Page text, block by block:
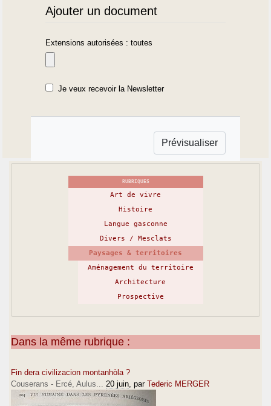
Ajouter un document
Extensions autorisées : toutes
Je veux recevoir la Newsletter
RUBRIQUES
Art de vivre
Histoire
Langue gasconne
Divers / Mesclats
Paysages & territoires
Aménagement du territoire
Architecture
Prospective
Dans la même rubrique :
Fin dera civilizacion montanhòla ?
Couserans - Ercé, Aulus...
20 juin , par Tederic MERGER